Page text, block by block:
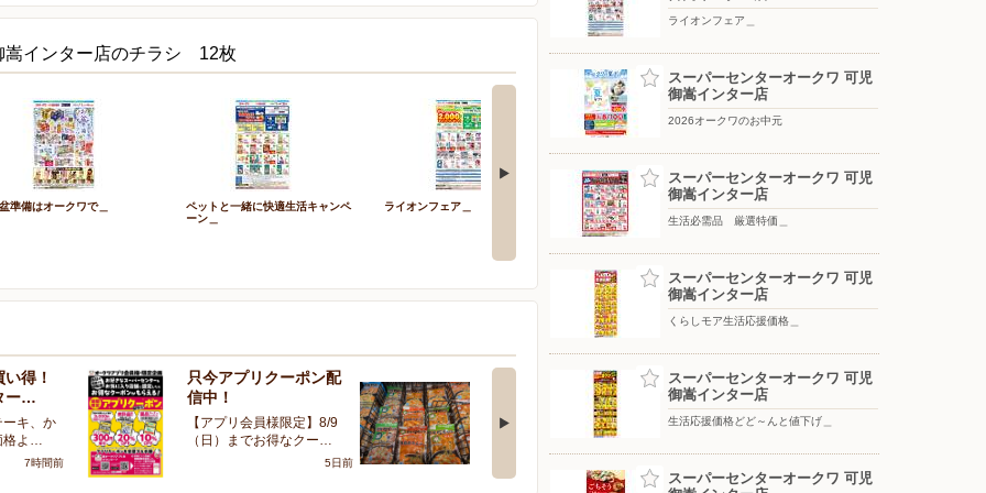
嵩インター店のチラシ 12枚
準備はオークワで＿
ペットと一緒に快適生活キャンペ
ーン＿
ライオンフェア＿ 生活必需品 厳選特価＿ 月間ラッキーポイント＿
得！
ー…
ーキ、か
格よ…
7時間前
只今アプリクーポン配
信中！
【アプリ会員様限定】8/9
（日）までお得なクー…
5日前
冷凍ケイちゃんがお買
ただ今、スーパーセンター
オークワ 可児御嵩イ…
ライオンフェア＿
スーパーセンターオークワ 可児
御嵩インター店
2026オークワのお中元
スーパーセンターオークワ 可児
御嵩インター店
生活必需品 厳選特価＿
スーパーセンターオークワ 可児
御嵩インター店
くらしモア生活応援価格＿
スーパーセンターオークワ 可児
御嵩インター店
生活応援価格どど～んと値下げ＿
スーパーセンターオークワ 可児